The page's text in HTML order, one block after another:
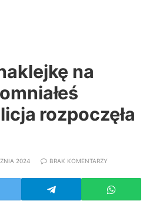
na
rozpoczęła
2024 BRAK KOMENTARZY